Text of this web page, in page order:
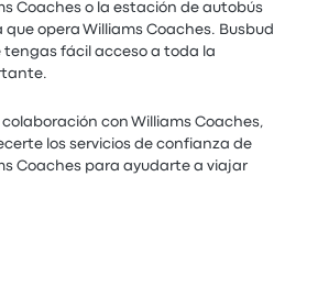
Coaches o la estación de autobús
opera Williams Coaches. Busbud
tengas fácil acceso a toda la
con Williams Coaches,
los servicios de confianza de
Coaches para ayudarte a viajar